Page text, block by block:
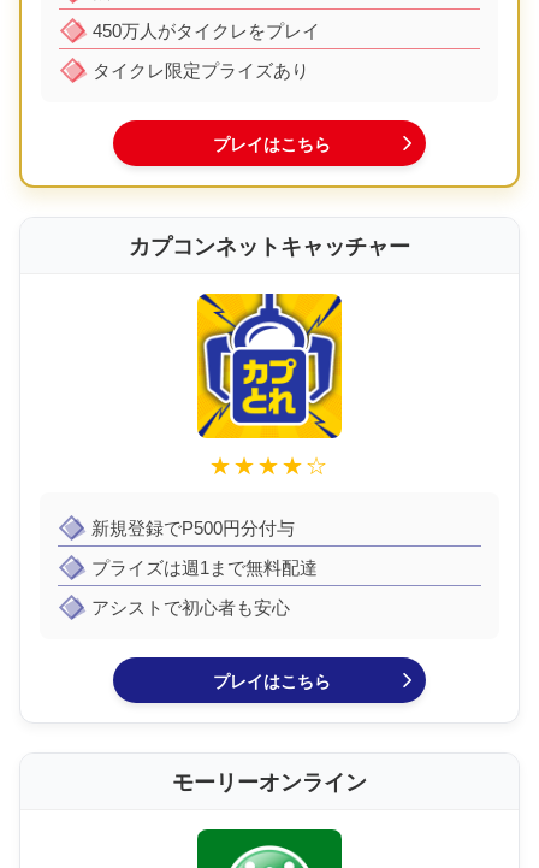
450万人がタイクレをプレイ
タイクレ限定プライズあり
プレイはこちら
カプコンネットキャッチャー
★★★★☆
新規登録でP500円分付与
プライズは週1まで無料配達
アシストで初心者も安心
プレイはこちら
モーリーオンライン